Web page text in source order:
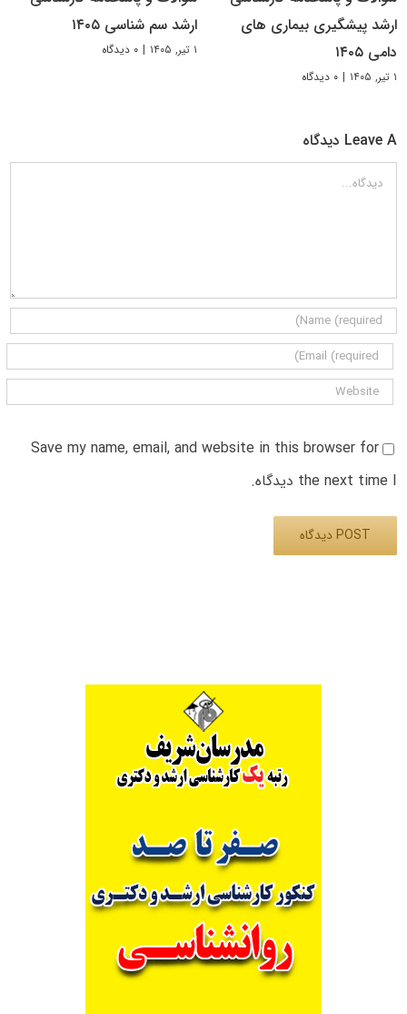
ارشد پیشگیری بیماری های
دامی ۱۴۰۵
۱ تیر, ۱۴۰۵ | ۰ دیدگاه
ارشد سم شناسی ۱۴۰۵
۱ تیر, ۱۴۰۵ | ۰ دیدگاه
Leave A دیدگاه
دیدگاه
Save my name, email, and website in this browser for
the next time I دیدگاه.